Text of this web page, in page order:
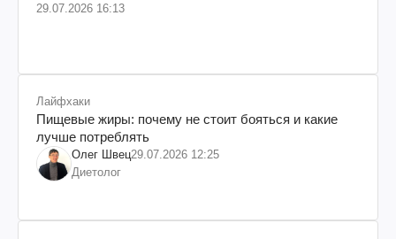
29.07.2026 16:13
Лайфхаки
Пищевые жиры: почему не стоит бояться и какие
лучше потреблять
Олег Швец29.07.2026 12:25
Диетолог